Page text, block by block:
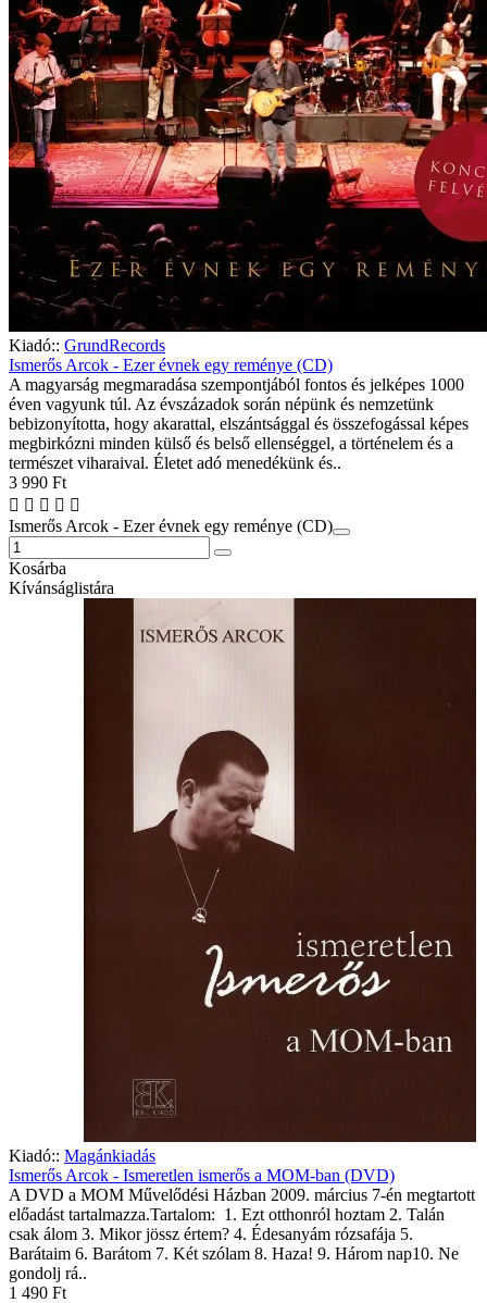
Kiadó:: GrundRecords
Ismerős Arcok - Ezer évnek egy reménye (CD)
A magyarság megmaradása szempontjából fontos és jelképes 1000
éven vagyunk túl. Az évszázadok során népünk és nemzetünk
bebizonyította, hogy akarattal, elszántsággal és összefogással képes
megbirkózni minden külső és belső ellenséggel, a történelem és a
természet viharaival. Életet adó menedékünk és..
3 990 Ft
Ismerős Arcok - Ezer évnek egy reménye (CD)
Kosárba
Kívánságlistára
Kiadó:: Magánkiadás
Ismerős Arcok - Ismeretlen ismerős a MOM-ban (DVD)
A DVD a MOM Művelődési Házban 2009. március 7-én megtartott
előadást tartalmazza.Tartalom: 1. Ezt otthonról hoztam 2. Talán
csak álom 3. Mikor jössz értem? 4. Édesanyám rózsafája 5.
Barátaim 6. Barátom 7. Két szólam 8. Haza! 9. Három nap10. Ne
gondolj rá..
1 490 Ft